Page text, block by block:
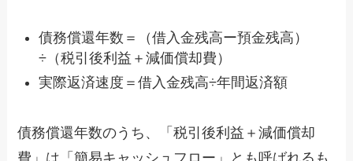
債務償還年数＝（借入金残高ー預金残高）
÷（税引後利益＋減価償却費）
実際返済速度＝借入金残高÷年間返済額
債務償還年数のうち、「税引後利益＋減価償却